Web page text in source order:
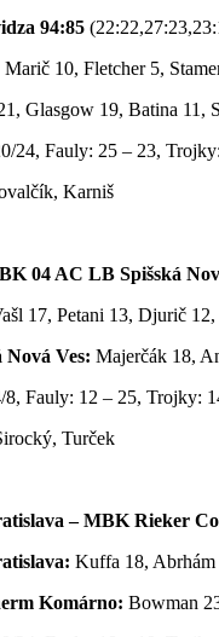
94:85
10, Fletcher 5,
Glasgow 19, Batina 11,
24, Fauly: 25 – 23,
Karniš
04 AC LB Spišská
17, Petani 13, Djurič
Ves: Majerčák 18,
8, Fauly: 12 – 25, Trojky:
Turček
– MBK Rieker
Kuffa 18,
Komárno: Bowman